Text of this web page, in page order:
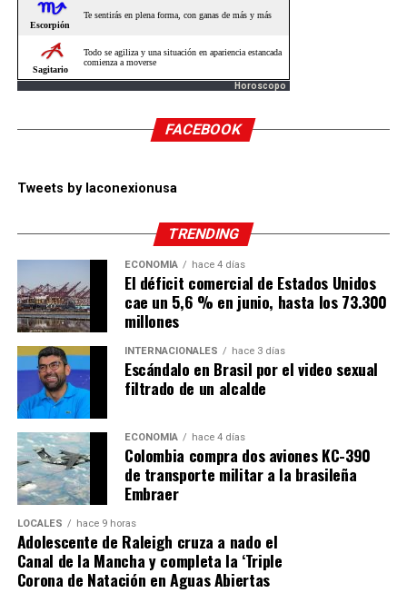
Horoscopo
FACEBOOK
Tweets by laconexionusa
TRENDING
ECONOMÍA hace 4 días
El déficit comercial de Estados Unidos
cae un 5,6 % en junio, hasta los 73.300
millones
INTERNACIONALES hace 3 días
Escándalo en Brasil por el video sexual
filtrado de un alcalde
ECONOMÍA hace 4 días
Colombia compra dos aviones KC-390
de transporte militar a la brasileña
Embraer
LOCALES hace 9 horas
Adolescente de Raleigh cruza a nado el
Canal de la Mancha y completa la ‘Triple
Corona de Natación en Aguas Abiertas